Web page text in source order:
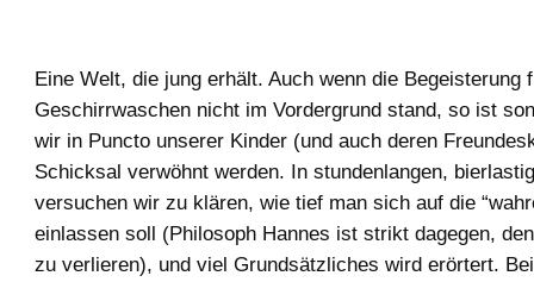
Eine Welt, die jung erhält. Auch wenn die Begeisterung
Geschirrwaschen nicht im Vordergrund stand, so ist
wir in Puncto unserer Kinder (und auch deren
Schicksal verwöhnt werden. In stundenlangen,
versuchen wir zu klären, wie tief man sich auf die
einlassen soll (Philosoph Hannes ist strikt dagegen,
zu verlieren), und viel Grundsätzliches wird erörtert.